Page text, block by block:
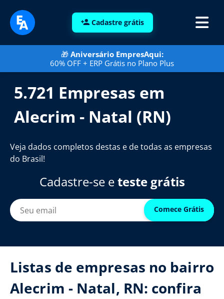
Cadastre grátis
🎁 Aniversário EmpresAqui:
60% OFF + ERP Grátis no Plano Plus
5.721 Empresas em
Alecrim - Natal (RN)
Veja dados completos destas e de todas as empresas
do Brasil!
Cadastre-se eteste grátis
Comece Grátis
Listas de empresas no bairro
Alecrim - Natal, RN: confira